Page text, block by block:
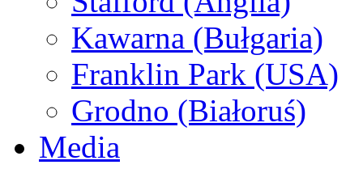
Kawarna (Bułgaria)
Franklin Park (USA)
Grodno (Białoruś)
Media